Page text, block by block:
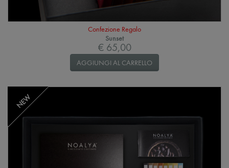
Confezione Regalo
Sunset
€ 65,00
AGGIUNGI AL CARRELLO
NEW